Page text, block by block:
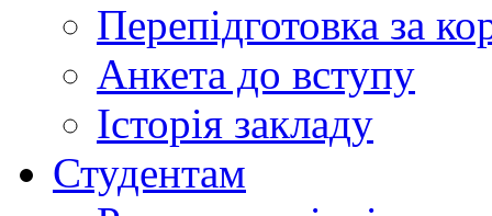
Перепідготовка за
Анкета до вступу
Історія закладу
Студентам